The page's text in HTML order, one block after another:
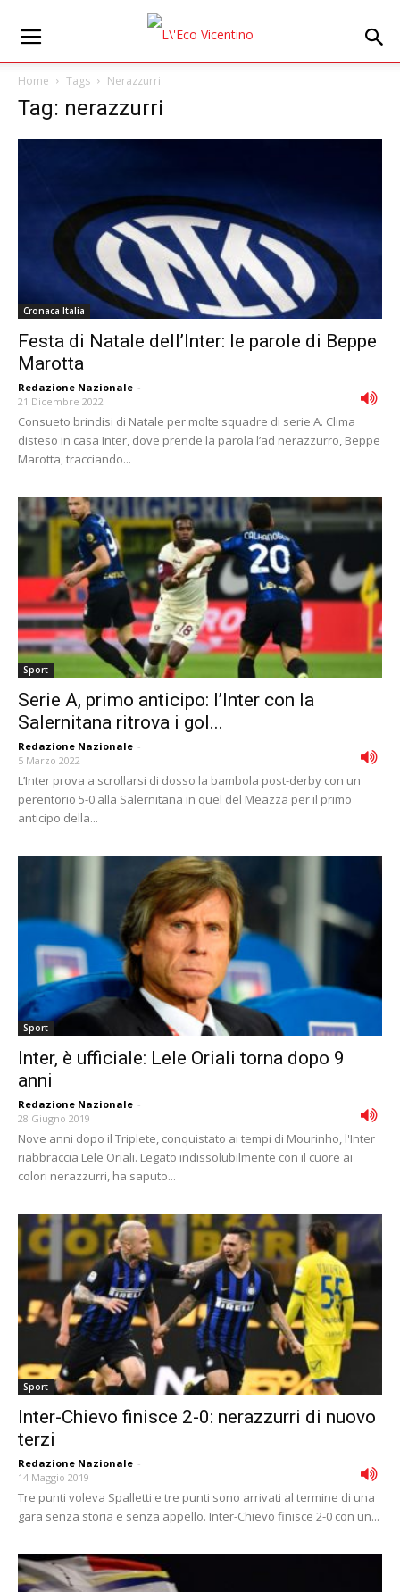
Home Tags Nerazzurri
Tag: nerazzurri
Cronaca Italia
Festa di Natale dell’Inter: le parole di Beppe
Marotta
Redazione Nazionale -
21 Dicembre 2022
Consueto brindisi di Natale per molte squadre di serie A. Clima
disteso in casa Inter, dove prende la parola l’ad nerazzurro, Beppe
Marotta, tracciando...
Sport
Serie A, primo anticipo: l’Inter con la
Salernitana ritrova i gol...
Redazione Nazionale -
5 Marzo 2022
L’Inter prova a scrollarsi di dosso la bambola post-derby con un
perentorio 5-0 alla Salernitana in quel del Meazza per il primo
anticipo della...
Sport
Inter, è ufficiale: Lele Oriali torna dopo 9
anni
Redazione Nazionale -
28 Giugno 2019
Nove anni dopo il Triplete, conquistato ai tempi di Mourinho, l'Inter
riabbraccia Lele Oriali. Legato indissolubilmente con il cuore ai
colori nerazzurri, ha saputo...
Sport
Inter-Chievo finisce 2-0: nerazzurri di nuovo
terzi
Redazione Nazionale -
14 Maggio 2019
Tre punti voleva Spalletti e tre punti sono arrivati al termine di una
gara senza storia e senza appello. Inter-Chievo finisce 2-0 con un...